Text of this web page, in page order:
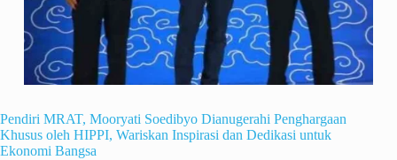
Pendiri MRAT, Mooryati Soedibyo Dianugerahi Penghargaan
Khusus oleh HIPPI, Wariskan Inspirasi dan Dedikasi untuk
Ekonomi Bangsa